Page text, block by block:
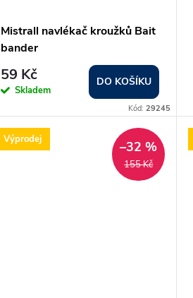
Mistrall navlékač kroužků Bait
bander
59 Kč
Skladem
DO KOŠÍKU
Kód:29245
Výprodej
155 Kč
–32 %